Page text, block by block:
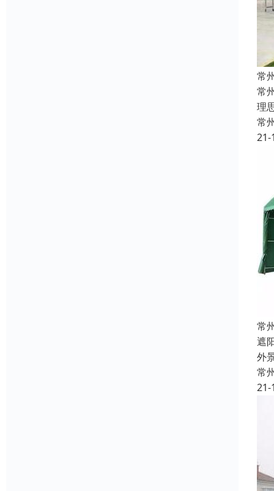
常
常
理
常
21-
常
遮
外
常
21-